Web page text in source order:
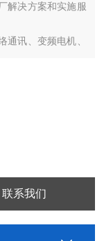
解决方案和实施服
讯、变频电机、
、技术和服务。
联系我们